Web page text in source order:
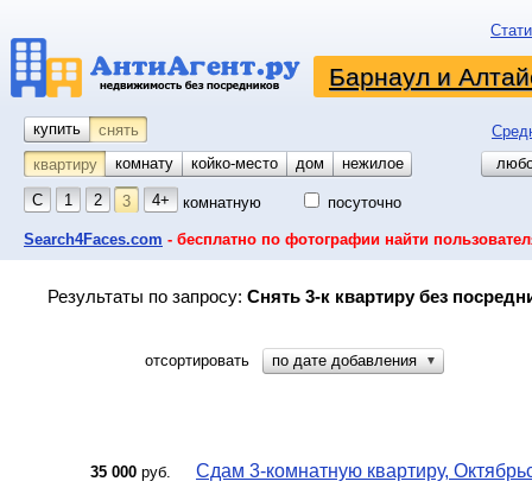
Барнаул и
купить снять
квартиру
комнату койко-место дом гараж
участок
нежилое
С 1 2 3 4+ комнатную посуточно
Search4Faces.com - бесплатно по фотографии найти
Результаты по запросу: Снять 3-к квартиру без
отсортировать по дате добавления ▼
35 000 руб. Сдам 3-комнатную квартиру,